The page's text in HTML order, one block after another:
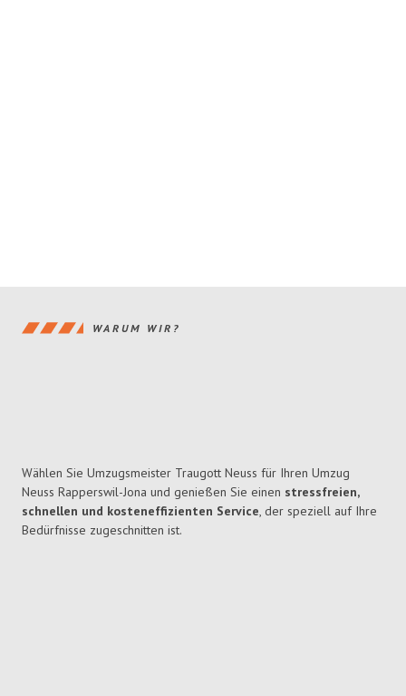
WARUM WIR?
Wählen Sie Umzugsmeister Traugott Neuss für Ihren Umzug
Neuss Rapperswil-Jona und genießen Sie einen stressfreien,
schnellen und kosteneffizienten Service, der speziell auf Ihre
Bedürfnisse zugeschnitten ist.